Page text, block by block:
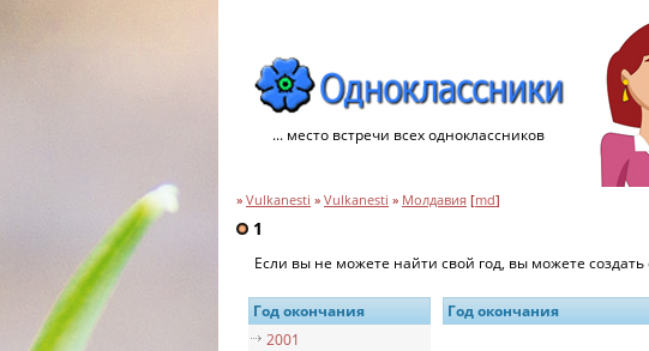
... место встречи всех одноклассников
» Vulkanesti » Vulkanesti » Молдавия [md]
1
Если вы не можете найти свой год, вы можете создать
Год окончания Год окончания
2001